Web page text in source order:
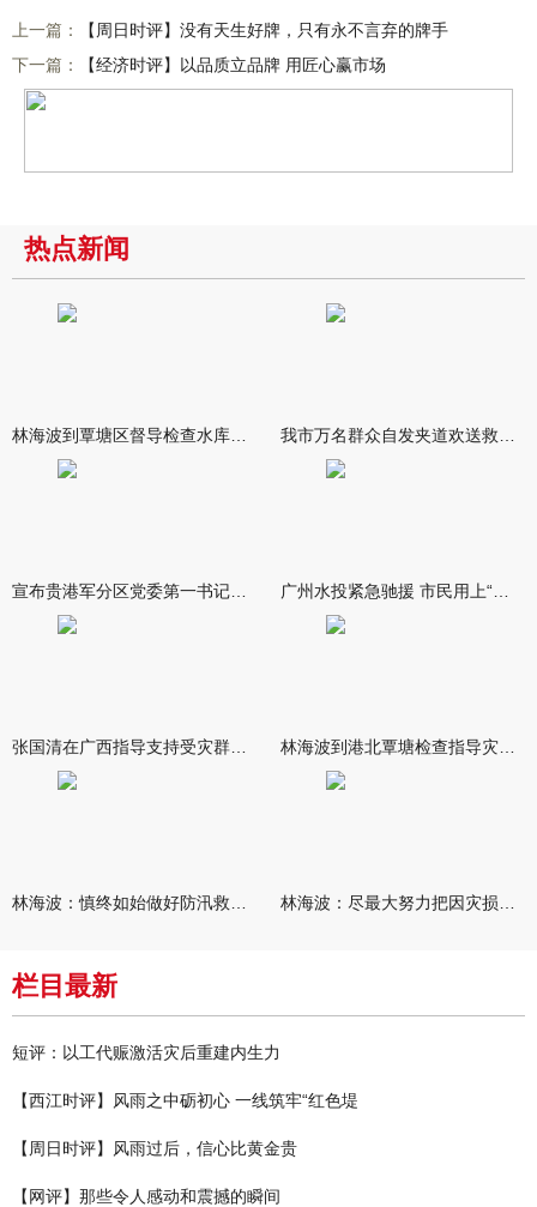
上一篇：
【周日时评】没有天生好牌，只有永不言弃的牌手
下一篇：
【经济时评】以品质立品牌 用匠心赢市场
热点新闻
栏目最新
短评：以工代赈激活灾后重建内生力
【西江时评】风雨之中砺初心 一线筑牢“红色堤
【周日时评】风雨过后，信心比黄金贵
【网评】那些令人感动和震撼的瞬间